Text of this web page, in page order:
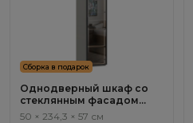
Сборка в подарок
Однодверный шкаф со
стеклянным фасадом
Бруно / Bruno BC1302.1.F
50 × 234,3 × 57 см